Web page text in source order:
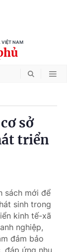
VIỆT NAM
sở
triển
sách mới để
sinh trong
kinh tế-xã
nghiệp,
đảm bảo
đáp ứng nhu